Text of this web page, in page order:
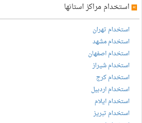
» استخدام مراکز استانها
استخدام تهران
استخدام مشهد
استخدام اصفهان
استخدام شیراز
استخدام کرج
استخدام اردبیل
استخدام ایلام
استخدام تبریز